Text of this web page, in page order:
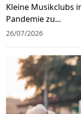
Kleine Musikclubs
Pandemie zu...
26/07/2026